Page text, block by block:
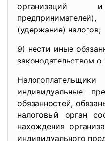
организаций и
(удержание) налогов;
9) нести иные
законодательством о
индивидуальные
обязанностей,
налоговый орган
нахождения
индивидуального